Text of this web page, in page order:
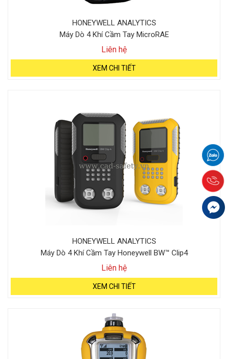
HONEYWELL ANALYTICS
Máy Dò 4 Khí Cầm Tay MicroRAE
Liên hệ
XEM CHI TIẾT
HONEYWELL ANALYTICS
Máy Dò 4 Khí Cầm Tay Honeywell BW™ Clip4
Liên hệ
XEM CHI TIẾT